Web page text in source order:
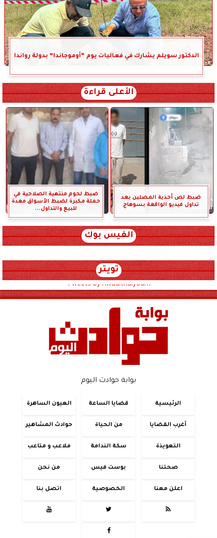
الدكتور سويلم يشارك في فعاليات يوم “أوموجاندا” بدولة رواندا
الأعلى قراءة
ضبط لص أحذية المصلين بعد
تداول فيديو الواقعة بسوهاج
ضبط لحوم منتهية الصلاحية في
حملة مكبرة لضبط الأسواق معدة
للبيع والتداول...
الفيس بوك
تويتر
Tweets by hwadithalyoum
بوابة حوادث اليوم
الرئيسية قضايا الساعة العيون الساهرة
أغرب القضايا من الحياة حوادث المشاهير
التعويذة سكة الندامة ملاعب و متاعب
صحتنا بوست فيس من نحن
اعلن معنا الخصوصية اتصل بنا



